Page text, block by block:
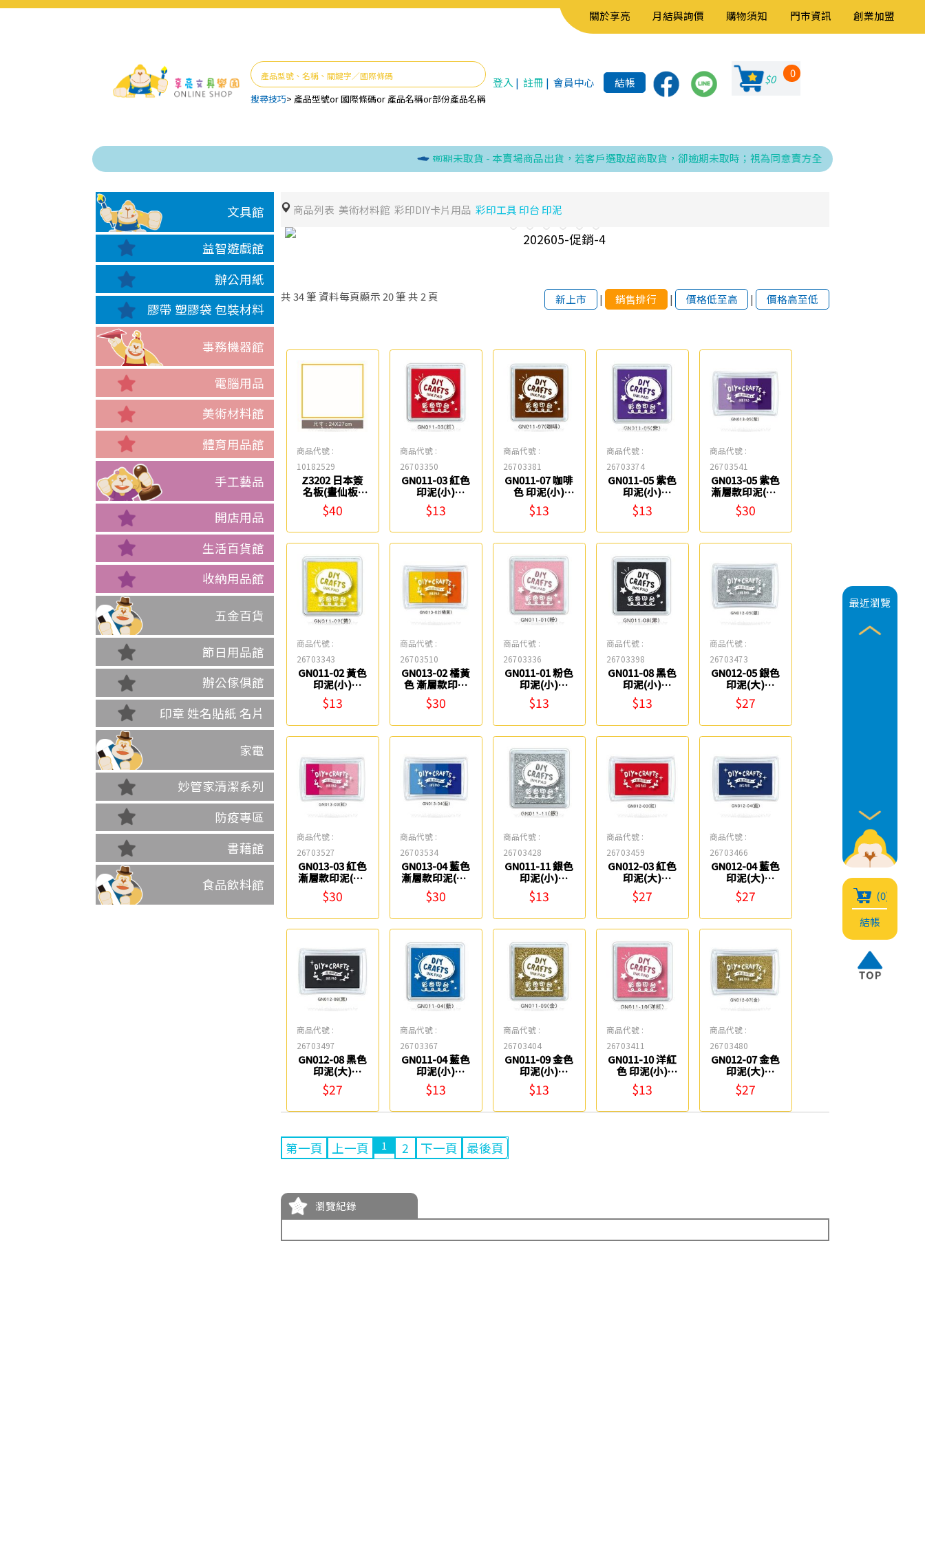
關於享亮 月結與詢價 購物須知 門市資訊 創業加盟
搜尋技巧> 產品型號or國際條碼or 產品名稱or部份產品名稱
登入 | 註冊 | 會員中心 結帳 $0 0
逾期未取貨 - 本賣場商品出貨，若客戶選取超商取貨，卻逾期未取時；視為同意賣方全權處理發票、折讓與銷貨退
最近瀏覽
(0)
結帳
文具館
益智遊戲館
辦公用紙
膠帶 塑膠袋 包裝材料
事務機器館
電腦用品
美術材料館
體育用品館
手工藝品
開店用品
生活百貨館
收納用品館
五金百貨
節日用品館
辦公傢俱館
印章 姓名貼紙 名片
家電
妙管家清潔系列
防疫專區
書藉館
食品飲料館
商品列表 美術材料館 彩印DIY卡片用品 彩印工具 印台 印泥
共 34筆 資料每頁顯示 20筆 共 2 頁 新上市 | 銷售排行 | 價格低至高 | 價格高至低
商品代號 :
10182529
Z3202 日本簽
名板(畫仙板)
AP
$40
商品代號 :
26703350
GN011-03 紅色
印泥(小)
SEASON
$13
商品代號 :
26703381
GN011-07 咖啡
色 印泥(小)
SEASON
$13
商品代號 :
26703374
GN011-05 紫色
印泥(小)
SEASON
$13
商品代號 :
26703541
GN013-05 紫色
漸層款印泥(混)
SEASON
$30
商品代號 :
26703343
GN011-02 黃色
印泥(小)
SEASON
$13
商品代號 :
26703510
GN013-02 橘黃
色 漸層款印泥
(混) SEASON
$30
商品代號 :
26703336
GN011-01 粉色
印泥(小)
SEASON
$13
商品代號 :
26703398
GN011-08 黑色
印泥(小)
SEASON
$13
商品代號 :
26703473
GN012-05 銀色
印泥(大)
SEASON
$27
商品代號 :
26703527
GN013-03 紅色
漸層款印泥(混)
SEASON
$30
商品代號 :
26703534
GN013-04 藍色
漸層款印泥(混)
SEASON
$30
商品代號 :
26703428
GN011-11 銀色
印泥(小)
SEASON
$13
商品代號 :
26703459
GN012-03 紅色
印泥(大)
SEASON
$27
商品代號 :
26703466
GN012-04 藍色
印泥(大)
SEASON
$27
商品代號 :
26703497
GN012-08 黑色
印泥(大)
SEASON
$27
商品代號 :
26703367
GN011-04 藍色
印泥(小)
SEASON
$13
商品代號 :
26703404
GN011-09 金色
印泥(小)
SEASON
$13
商品代號 :
26703411
GN011-10 洋紅
色 印泥(小)
SEASON
$13
商品代號 :
26703480
GN012-07 金色
印泥(大)
SEASON
$27
第一頁 上一頁 1 2 下一頁 最後頁
瀏覽紀錄